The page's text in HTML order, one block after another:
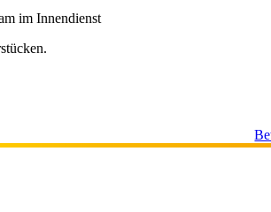
im Innendienst